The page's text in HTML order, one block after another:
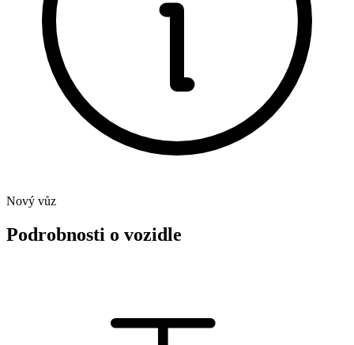
Nový vůz
Podrobnosti o vozidle